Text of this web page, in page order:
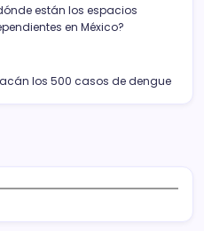
están los espacios
en México?
los 500 casos de dengue